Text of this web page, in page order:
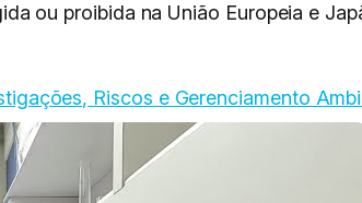
ou proibida na União Europeia e
Riscos e Gerenciamento